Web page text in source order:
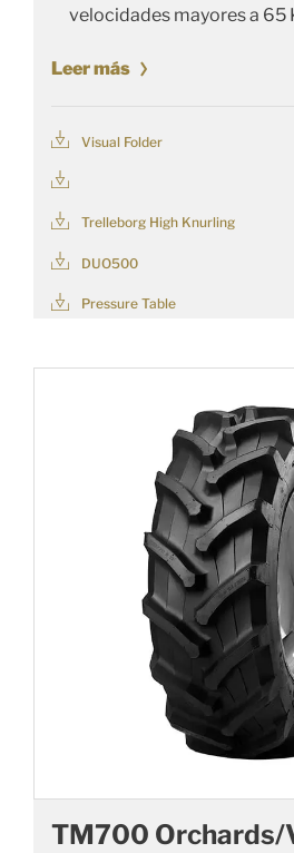
velocidades mayores a 65
Leer más
Visual Folder
Trelleborg High Knurling
DUO500
Pressure Table
TM700 Orchards/